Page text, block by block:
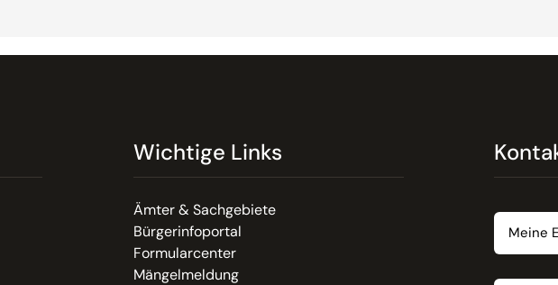
Wichtige Links
Ämter & Sachgebiete
Bürgerinfoportal
Formularcenter
Mängelmeldung